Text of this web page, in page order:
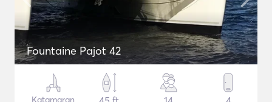
Fountaine Pajot 42
Katamaran